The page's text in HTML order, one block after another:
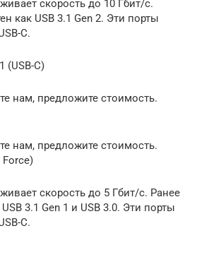
скорость до 10 Гбит/с.
как USB 3.1 Gen 2. Эти порты
C.
(USB-C)
нам, предложите стоимость.
нам, предложите стоимость.
Force)
скорость до 5 Гбит/с. Ранее
3.1 Gen 1 и USB 3.0. Эти порты
C.